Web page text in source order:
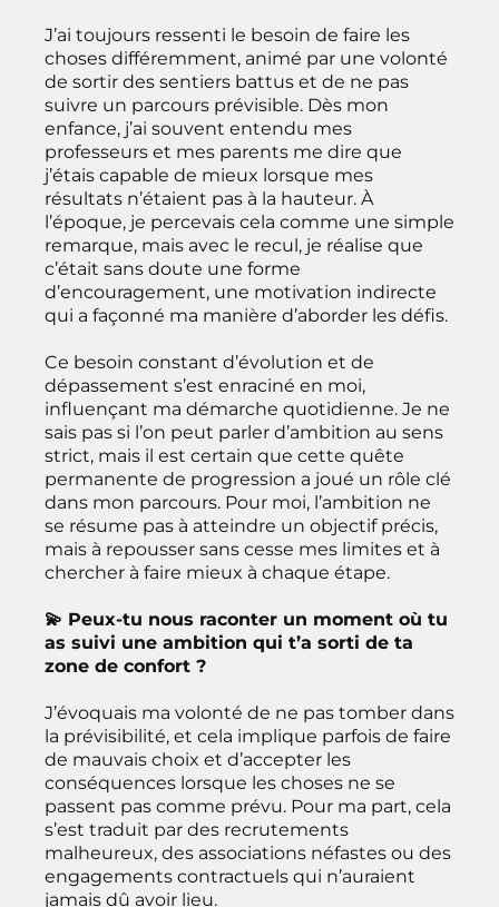
J’ai toujours ressenti le besoin de faire les
choses différemment, animé par une volonté
de sortir des sentiers battus et de ne pas
suivre un parcours prévisible. Dès mon
enfance, j’ai souvent entendu mes
professeurs et mes parents me dire que
j’étais capable de mieux lorsque mes
résultats n’étaient pas à la hauteur. À
l’époque, je percevais cela comme une simple
remarque, mais avec le recul, je réalise que
c’était sans doute une forme
d’encouragement, une motivation indirecte
qui a façonné ma manière d’aborder les défis.
Ce besoin constant d’évolution et de
dépassement s’est enraciné en moi,
influençant ma démarche quotidienne. Je ne
sais pas si l’on peut parler d’ambition au sens
strict, mais il est certain que cette quête
permanente de progression a joué un rôle clé
dans mon parcours. Pour moi, l’ambition ne
se résume pas à atteindre un objectif précis,
mais à repousser sans cesse mes limites et à
chercher à faire mieux à chaque étape.
💫 Peux-tu nous raconter un moment où tu
as suivi une ambition qui t’a sorti de ta
zone de confort ?
J’évoquais ma volonté de ne pas tomber dans
la prévisibilité, et cela implique parfois de faire
de mauvais choix et d’accepter les
conséquences lorsque les choses ne se
passent pas comme prévu. Pour ma part, cela
s’est traduit par des recrutements
malheureux, des associations néfastes ou des
engagements contractuels qui n’auraient
jamais dû avoir lieu.